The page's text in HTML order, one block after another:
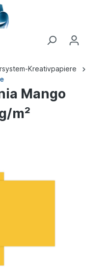
Kreativpapiere
Mango
m²